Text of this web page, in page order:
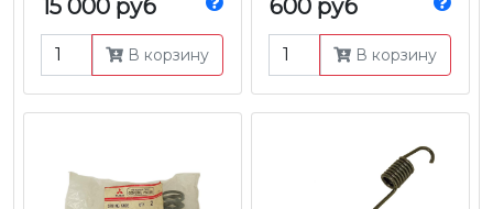
15 000 руб
В корзину
600 руб
В корзину